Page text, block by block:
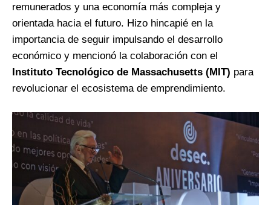
remunerados y una economía más compleja y
orientada hacia el futuro. Hizo hincapié en la
importancia de seguir impulsando el desarrollo
económico y mencionó la colaboración con el
Instituto Tecnológico de Massachusetts (MIT) para
revolucionar el ecosistema de emprendimiento.